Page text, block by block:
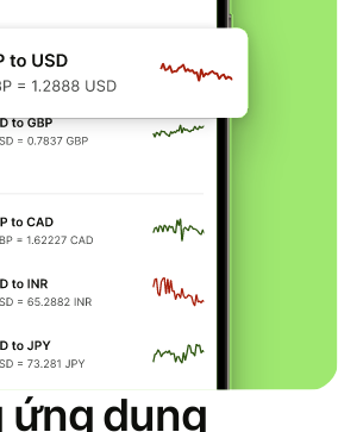
ứng dụng